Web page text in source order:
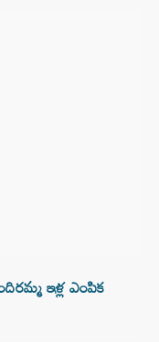
ఇళ్ల ఎంపిక